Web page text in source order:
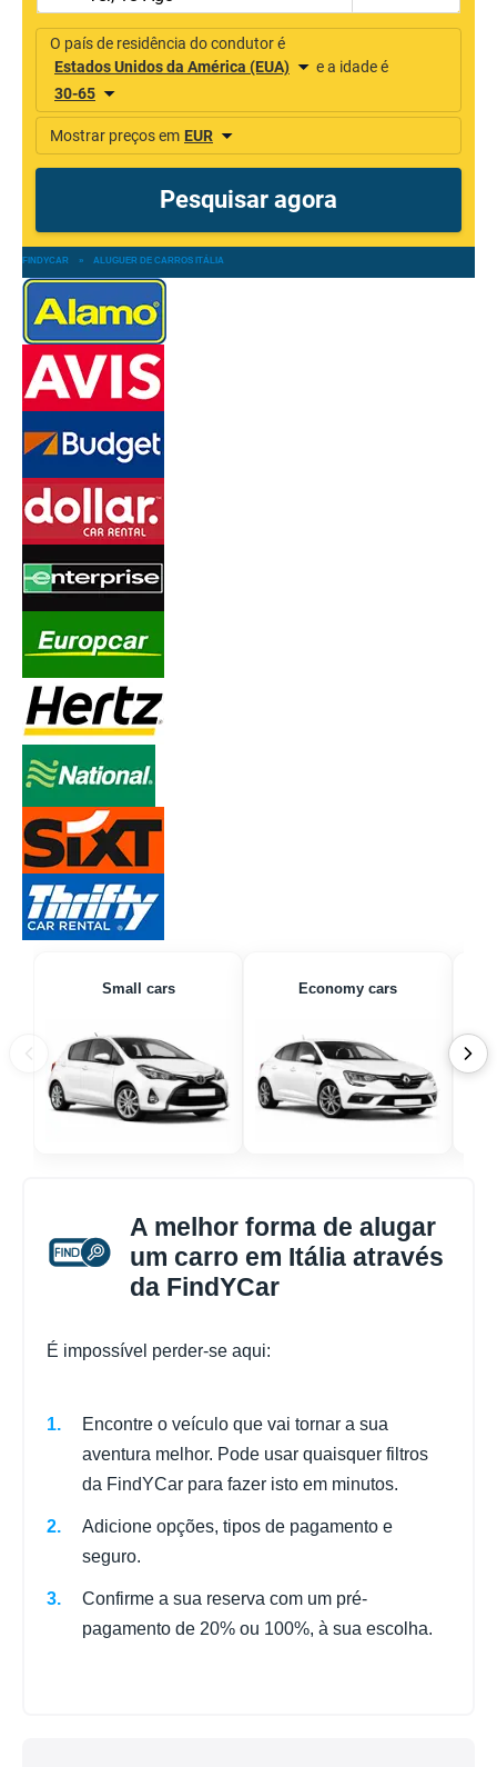
FINDYCAR » ALUGUER DE CARROS ITÁLIA
Small cars Economy cars
A melhor forma de alugar
um carro em Itália através
da FindYCar
É impossível perder-se aqui:
Encontre o veículo que vai tornar a sua
aventura melhor. Pode usar quaisquer filtros
da FindYCar para fazer isto em minutos.
Adicione opções, tipos de pagamento e
seguro.
Confirme a sua reserva com um pré-
pagamento de 20% ou 100%, à sua escolha.